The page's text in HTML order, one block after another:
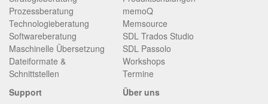
Prozessberatung
Technologieberatung
Softwareberatung
Maschinelle Übersetzung
Dateiformate &
Schnittstellen
memoQ
Memsource
SDL Trados Studio
SDL Passolo
Workshops
Termine
Support
Über uns